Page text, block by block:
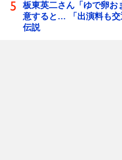
板東英二さん「ゆで卵お
意すると… 「出演料も
伝説